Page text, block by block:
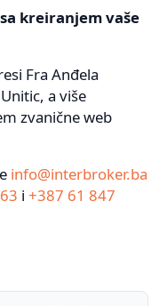
kreiranjem vaše
Fra Anđela
a više
zvanične web
info@interbroker.ba
i +387 61 847